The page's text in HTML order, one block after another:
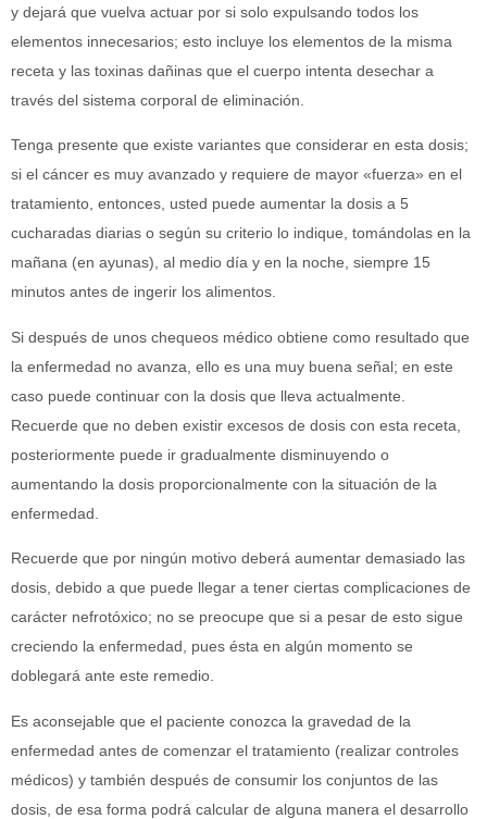
y dejará que vuelva actuar por si solo expulsando todos los
elementos innecesarios; esto incluye los elementos de la misma
receta y las toxinas dañinas que el cuerpo intenta desechar a
través del sistema corporal de eliminación.
Tenga presente que existe variantes que considerar en esta dosis;
si el cáncer es muy avanzado y requiere de mayor «fuerza» en el
tratamiento, entonces, usted puede aumentar la dosis a 5
cucharadas diarias o según su criterio lo indique, tomándolas en la
mañana (en ayunas), al medio día y en la noche, siempre 15
minutos antes de ingerir los alimentos.
Si después de unos chequeos médico obtiene como resultado que
la enfermedad no avanza, ello es una muy buena señal; en este
caso puede continuar con la dosis que lleva actualmente.
Recuerde que no deben existir excesos de dosis con esta receta,
posteriormente puede ir gradualmente disminuyendo o
aumentando la dosis proporcionalmente con la situación de la
enfermedad.
Recuerde que por ningún motivo deberá aumentar demasiado las
dosis, debido a que puede llegar a tener ciertas complicaciones de
carácter nefrotóxico; no se preocupe que si a pesar de esto sigue
creciendo la enfermedad, pues ésta en algún momento se
doblegará ante este remedio.
Es aconsejable que el paciente conozca la gravedad de la
enfermedad antes de comenzar el tratamiento (realizar controles
médicos) y también después de consumir los conjuntos de las
dosis, de esa forma podrá calcular de alguna manera el desarrollo